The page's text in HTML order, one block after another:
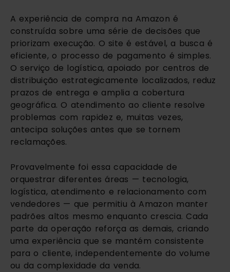
A experiência de compra na Amazon é
construída sobre uma série de decisões que
priorizam execução. O site é estável, a busca é
eficiente, o processo de pagamento é simples.
O serviço de logística, apoiado por centros de
distribuição estrategicamente localizados, reduz
prazos de entrega e amplia a cobertura
geográfica. O atendimento ao cliente resolve
problemas com rapidez e, muitas vezes,
antecipa soluções antes que se tornem
reclamações.
Provavelmente foi essa capacidade de
orquestrar diferentes áreas — tecnologia,
logística, atendimento e relacionamento com
vendedores — que permitiu à Amazon manter
padrões altos mesmo enquanto crescia. Cada
parte da operação reforça as demais, criando
uma experiência que se mantém consistente
para o cliente, independentemente do volume
ou da complexidade da venda.